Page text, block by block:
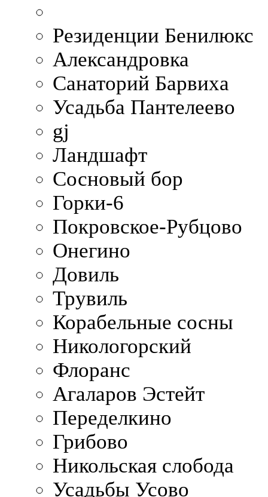
Резиденции Бенилюкс
Александровка
Санаторий Барвиха
Усадьба Пантелеево
gj
Ландшафт
Сосновый бор
Горки-6
Покровское-Рубцово
Онегино
Довиль
Трувиль
Корабельные сосны
Никологорский
Флоранс
Агаларов Эстейт
Переделкино
Грибово
Никольская слобода
Усадьбы Усово